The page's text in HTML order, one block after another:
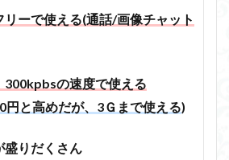
リーで使える(通話/画像チャット
300kpbsの速度で使える
円と高めだが、3Ｇまで使える)
りだくさん